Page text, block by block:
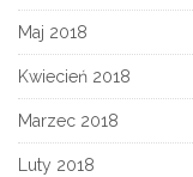
Maj 2018
Kwiecień 2018
Marzec 2018
Luty 2018